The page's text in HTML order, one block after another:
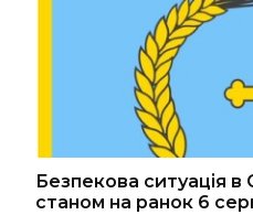
Безпекова ситуація в
станом на ранок 6